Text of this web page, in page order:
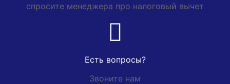
спросите менеджера про налоговый вычет
Есть вопросы?
Звоните нам